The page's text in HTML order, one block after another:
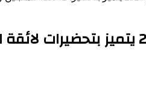
موسم النمجاط الديني